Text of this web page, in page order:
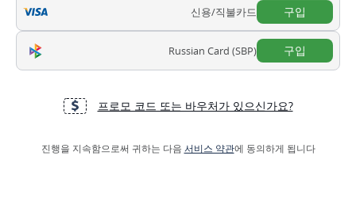
신용/직불카드 구입
Russian Card (SBP) 구입
프로모 코드 또는 바우처가 있으신가요?
진행을 지속함으로써 귀하는 다음 서비스 약관에 동의하게 됩니다